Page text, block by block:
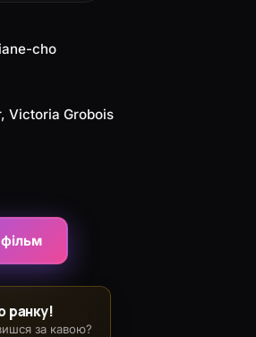
cho
Victoria Grobois
ранку!
за кавою?